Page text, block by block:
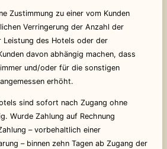
Zustimmung zu einer vom Kunden
Verringerung der Anzahl der
Leistung des Hotels oder der
davon abhängig machen, dass
und/oder für die sonstigen
erhöht.
sind sofort nach Zugang ohne
Wurde Zahlung auf Rechnung
– vorbehaltlich einer
– binnen zehn Tagen ab Zugang der